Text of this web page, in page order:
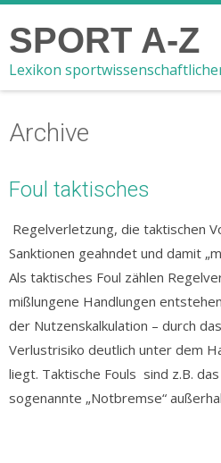
SPORT A-Z
Lexikon
Archive
Foul taktisches
Regelverletzung, die taktischen
Sanktionen geahndet und damit
Als taktisches Foul zählen
mißlungene Handlungen
der Nutzenskalkulation – durch
Verlustrisiko deutlich unter dem
liegt. Taktische Fouls sind z.B.
sogenannte „Notbremse“